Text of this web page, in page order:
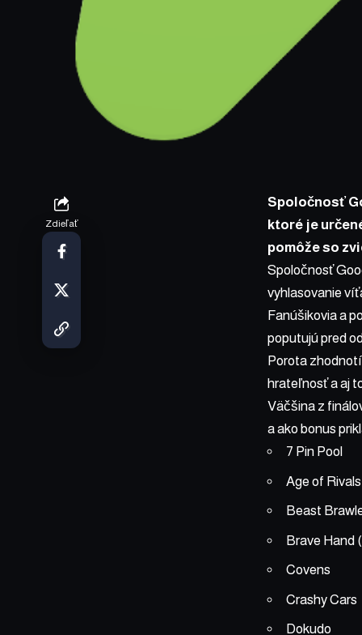
Zdieľať
Spoločnosť
ktoré je
pomôže so
Spoločnosť
vyhlasovanie
Fanúšikovia a
poputujú pred
Porota
hrateľnosť a aj
Väčšina z
a ako bonus
7 Pin Pool
Age of Rivals
Beast
Brave Hand
Covens
Crashy Cars
Dokudo